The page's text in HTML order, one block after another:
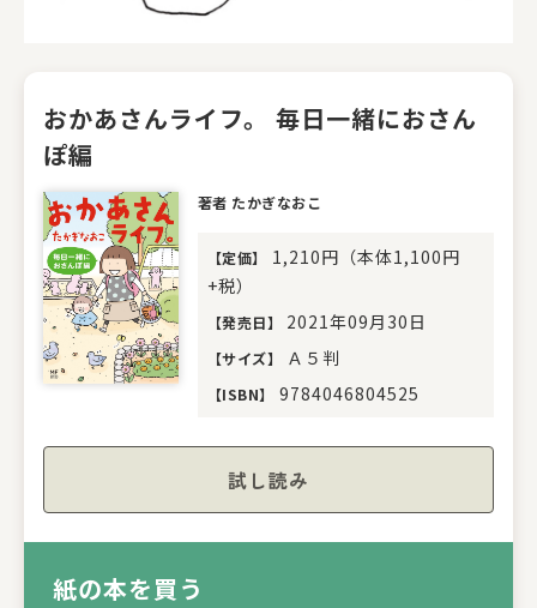
おかあさんライフ。 毎日一緒におさん
ぽ編
著者 たかぎなおこ
【定価】
1,210円（本体1,100円
+税）
【発売日】 2021年09月30日
【サイズ】 Ａ５判
【ISBN】 9784046804525
試し読み
紙の本を買う